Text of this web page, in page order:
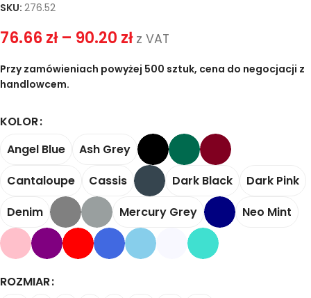
SKU: 276.52
76.66zł – 90.20 zł z VAT
Przy zamówieniach powyżej 500 sztuk, cena do negocjacji z
handlowcem.
KOLOR
Angel Blue
Ash Grey
Cantaloupe
Cassis Dark Black
Dark Pink
Denim
Mercury Grey Neo Mint
ROZMIAR